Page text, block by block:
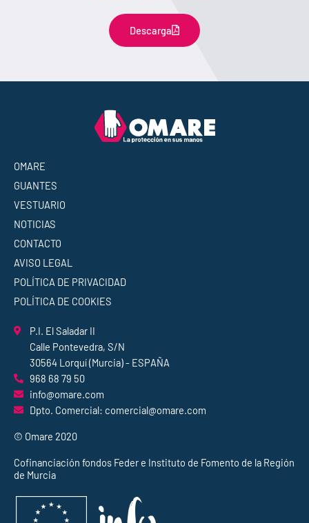
Descarga
OMARE
GUANTES
VESTUARIO
NOTICIAS
CONTACTO
AVISO LEGAL
POLÍTICA DE PRIVACIDAD
POLÍTICA DE COOKIES
P.I. El Saladar II
Calle Pontevedra, S/N
30564 Lorquí (Murcia) - ESPAÑA
968 68 79 50
info@omare.com
Dpto. Comercial: comercial@omare.com
© Omare 2020
Cofinanciación fondos Feder e Instituto de Fomento de la Región
de Murcia